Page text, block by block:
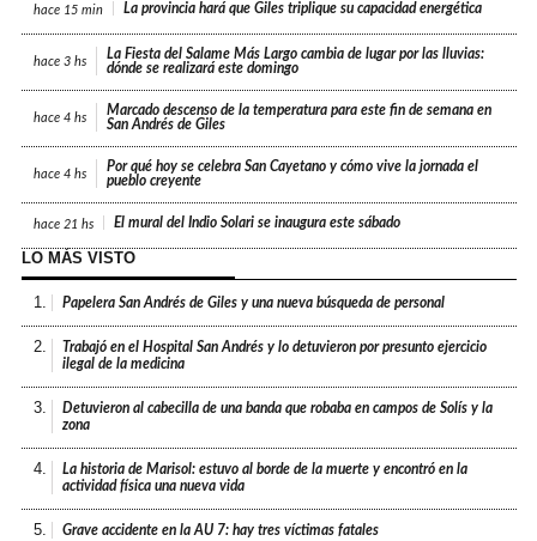
hace 15 min La provincia hará que Giles triplique su capacidad energética
hace 3 hs
La Fiesta del Salame Más Largo cambia de lugar por las lluvias:
dónde se realizará este domingo
hace 4 hs
Marcado descenso de la temperatura para este fin de semana en
San Andrés de Giles
hace 4 hs
Por qué hoy se celebra San Cayetano y cómo vive la jornada el
pueblo creyente
hace 21 hs El mural del Indio Solari se inaugura este sábado
LO MÁS VISTO
1. Papelera San Andrés de Giles y una nueva búsqueda de personal
2.
Trabajó en el Hospital San Andrés y lo detuvieron por presunto ejercicio
ilegal de la medicina
3.
Detuvieron al cabecilla de una banda que robaba en campos de Solís y la
zona
4.
La historia de Marisol: estuvo al borde de la muerte y encontró en la
actividad física una nueva vida
5. Grave accidente en la AU 7: hay tres víctimas fatales